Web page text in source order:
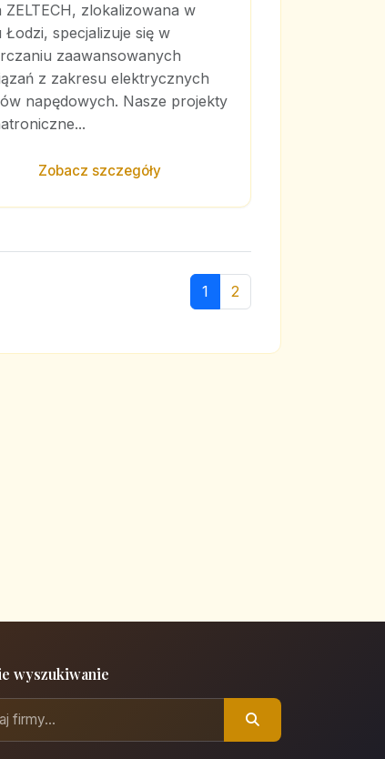
ZELTECH, zlokalizowana w
Łodzi, specjalizuje się w
zaawansowanych
z zakresu elektrycznych
napędowych. Nasze projekty
Zobacz szczegóły
1 2
wyszukiwanie